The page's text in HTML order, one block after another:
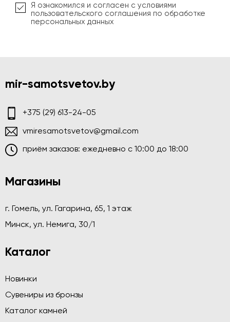
Я ознакомился и согласен с условиями
пользовательского соглашения по обработке
персональных данных
mir-samotsvetov.by
+375 (29) 613-24-05
vmiresamotsvetov@gmail.com
приём заказов: ежедневно c 10:00 до 18:00
Магазины
г. Гомель, ул. Гагарина, 65, 1 этаж
Минск, ул. Немига, 30/1
Каталог
Новинки
Сувениры из бронзы
Каталог камней